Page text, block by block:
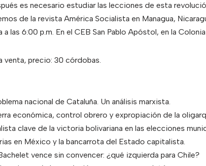
es necesario estudiar las lecciones de esta
de la revista América Socialista en Managua,
las 6:00 p.m. En el CEB San Pablo Apóstol, en la
venta, precio: 30 córdobas.
nacional de Cataluña. Un análisis marxista.
económica, control obrero y expropiación de la
clave de la victoria bolivariana en las elecciones
en México y la bancarrota del Estado capitalista.
vence sin convencer: ¿qué izquierda para Chile?